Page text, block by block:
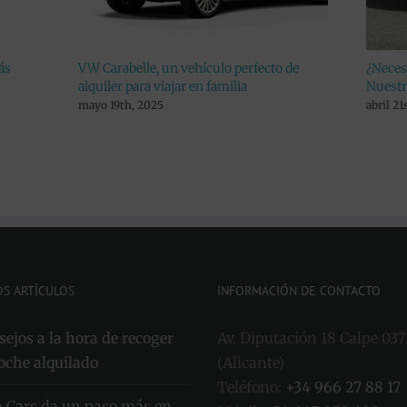
perfecto de
familia
¿Necesitas alquilar un coche
Nuestro preferido es el Kia Picanto
ARTÍCULOS
a la hora de recoger
alquilado
INFORMACIÓN DE CONTACTO
Av. Diputación 18 Calpe
(Alicante)
Teléfono: +34 966 27 88 17